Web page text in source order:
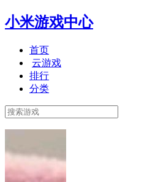
小米游戏中心
首页
云游戏
排行
分类